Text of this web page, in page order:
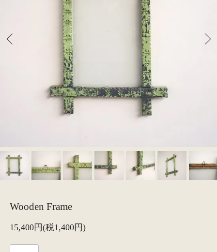
Wooden Frame
15,400円(税1,400円)